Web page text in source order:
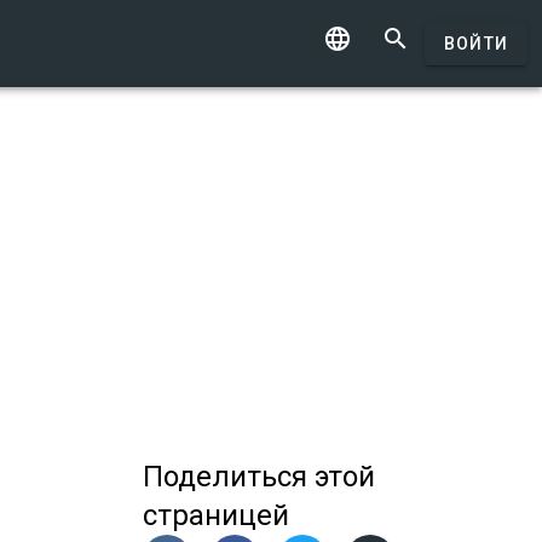
  ВОЙТИ
Поделиться этой
страницей